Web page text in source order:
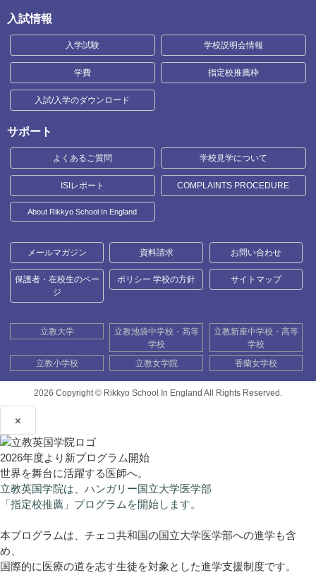
入試情報
入学試験 学校説明会情報
学費 指定校推薦枠
入試/入学のダウンロード
サポート
よくあるご質問 学校見学について
ISIレポート COMPLAINTS PROCEDURE
About Rikkyo School In England
メールマガジン 資料請求 お問い合わせ
保護者・在校生のペー
ジ
ポリシー 学校の方針 サイトマップ
立教大学
立教池袋中学校・高等
学校
立教新座中学校・高等
学校
立教小学校
立教女学院 香蘭女学校
2026 Copyright © Rikkyo School In England All Rights Reserved.
×
2026年度より新プログラム開始
世界を舞台に活躍する医師へ。
立教英国学院は、ハンガリー国立大学医学部
「指定校推薦」プログラムを開始します。
本プログラムは、チェコ共和国の国立大学医学部への進学も含
め、
国際的に医療の道を志す生徒を対象とした進学支援制度です。